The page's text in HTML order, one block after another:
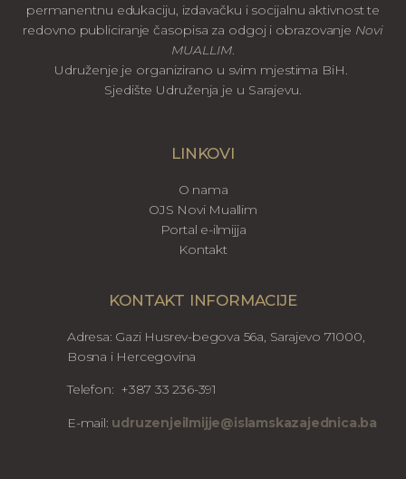
permanentnu edukaciju, izdavačku i socijalnu aktivnost te
redovno publiciranje časopisa za odgoj i obrazovanje Novi
MUALLIM.
Udruženje je organizirano u svim mjestima BiH.
Sjedište Udruženja je u Sarajevu.
LINKOVI
O nama
OJS Novi Muallim
Portal e-ilmijja
Kontakt
KONTAKT INFORMACIJE
Adresa: Gazi Husrev-begova 56a, Sarajevo 71000,
Bosna i Hercegovina
Telefon: +387 33 236-391
E-mail: udruzenjeilmijje@islamskazajednica.ba